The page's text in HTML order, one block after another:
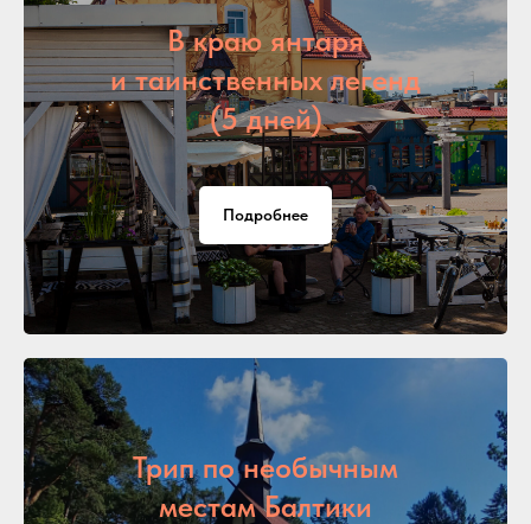
В краю янтаря
и таинственных легенд
(5 дней)
Подробнее
Трип по необычным
местам Балтики